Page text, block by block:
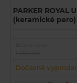
PARKER ROYAL
(keramické pero)
Dočasně